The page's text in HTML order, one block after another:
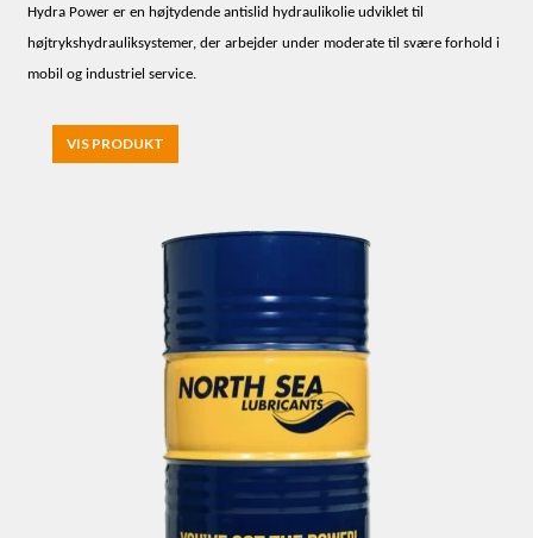
Hydra Power er en højtydende antislid hydraulikolie udviklet til
højtrykshydrauliksystemer, der arbejder under moderate til svære forhold i
mobil og industriel service.
VIS PRODUKT